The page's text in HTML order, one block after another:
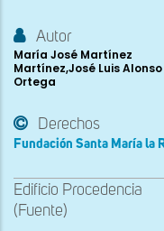
Autor
María José Martínez
Martínez,José Luis Alonso
Ortega
Derechos
Fundación Santa María la
Edificio Procedencia
(Fuente)